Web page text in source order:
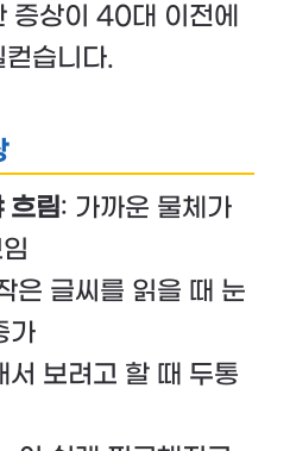
증상이 40대 이전에
습니다.
흐림: 가까운 물체가
은 글씨를 읽을 때 눈
가
서 보려고 할 때 두통